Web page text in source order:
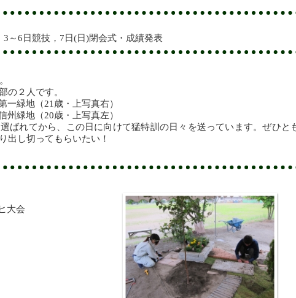
～6日競技，7日(日)閉会式・成績発表
の２人です。
一緑地（21歳・上写真右）
緑地（20歳・上写真左）
ばれてから、この日に向けて猛特訓の日々を送っています。ぜひと
出し切ってもらいたい！
大会